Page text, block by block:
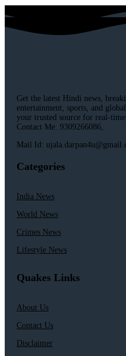
Get the latest Hindi news,
entertainment, sports, and
your trusted source for real-
Contact Me: 9309266086,
Mail Id:
Categories
India News
World News
Crimes News
Lifestyle News
Quakes Links
About Us
Contact Us
Disclaimer